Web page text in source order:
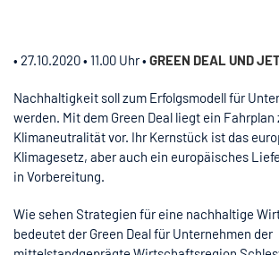
• 27.10.2020 • 11.00 Uhr • GREEN DEAL UND
Nachhaltigkeit soll zum Erfolgsmodell für
werden. Mit dem Green Deal liegt ein Fahrplan
Klimaneutralität vor. Ihr Kernstück ist das
Klimagesetz, aber auch ein europäisches
in Vorbereitung.
Wie sehen Strategien für eine nachhaltige
bedeutet der Green Deal für Unternehmen der